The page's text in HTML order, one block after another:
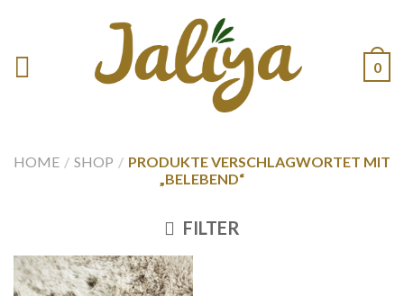
0
HOME / SHOP / PRODUKTE VERSCHLAGWORTET MIT
„BELEBEND“
FILTER